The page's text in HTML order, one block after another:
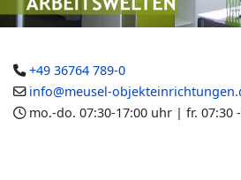
+49 36764 789-0
info@meusel-
mo.-do. 07:30-17:00 uhr | fr. 07:30